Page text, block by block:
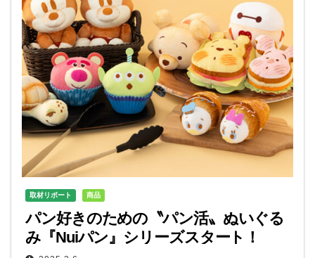
取材リポート 商品
パン好きのための〝パン活〟ぬいぐる
み『Nuiパン』シリーズスタート！